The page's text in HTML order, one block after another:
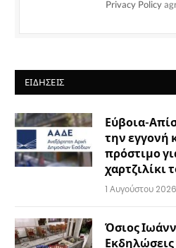
Privacy Policy
ΕΙΔΉΣΕΙΣ
Εύβοια-
την εγγονή
πρόστιμο
χαρτζιλίκι
1 Αυγούστου 2026
Όσιος